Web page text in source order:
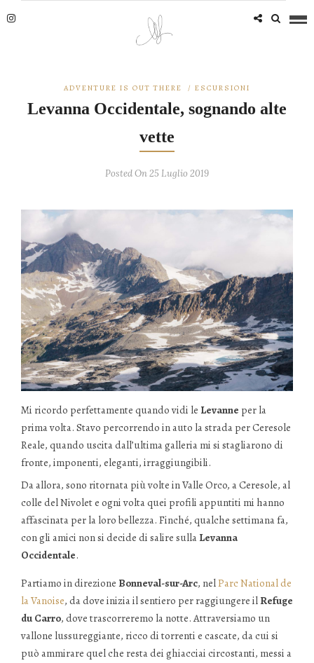
ADVENTURE IS OUT THERE / ESCURSIONI
Levanna Occidentale, sognando alte
vette
Posted On 25 Luglio 2019
Mi ricordo perfettamente quando vidi le Levanne per la
prima volta. Stavo percorrendo in auto la strada per Ceresole
Reale, quando uscita dall’ultima galleria mi si stagliarono di
fronte, imponenti, eleganti, irraggiungibili.
Da allora, sono ritornata più volte in Valle Orco, a Ceresole, al
colle del Nivolet e ogni volta quei profili appuntiti mi hanno
affascinata per la loro bellezza. Finché, qualche settimana fa,
con gli amici non si decide di salire sulla Levanna
Occidentale.
Partiamo in direzione Bonneval-sur-Arc, nelParc National de
la Vanoise, da dove inizia il sentiero per raggiungere ilRefuge
du Carro, dove trascorreremo la notte. Attraversiamo un
vallone lussureggiante, ricco di torrenti e cascate, da cui si
può ammirare quel che resta dei ghiacciai circostanti, messi a